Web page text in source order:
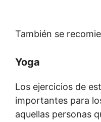
También se
Yoga
Los ejercicios de
importantes para
aquellas personas